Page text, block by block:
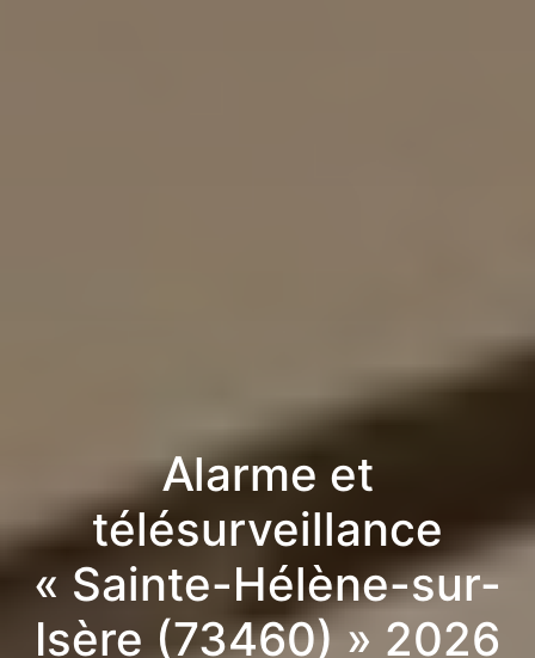
Alarme et
télésurveillance
« Sainte-Hélène-sur-
Isère (73460) » 2026